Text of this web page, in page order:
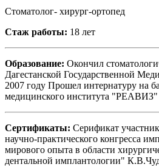
Стоматолог- хирург-ортопед
Стаж работы: 18 лет
Образование: Окончил
Дагестанской Государственной
2007 году Прошел интернатуру на
медицинского института "РЕАВИЗ"
Сертификаты: Серификат
научно-практического конгресса
мирового опыта в области
дентальной имплантологии"